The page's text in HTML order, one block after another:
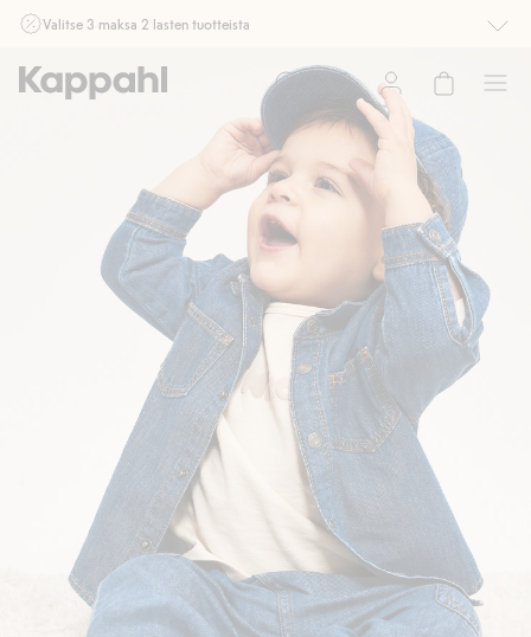
Valitse 3 maksa 2 lasten tuotteista
myymälässä ja verkossa. Ei voi yhdistää muihin alennuksiin tai tarjouksiin.
Osta nyt